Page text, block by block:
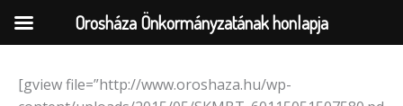
Skip
[gview file=”http://www.oroshaza.hu/wp-
Orosháza Önkormányzatának honlapja